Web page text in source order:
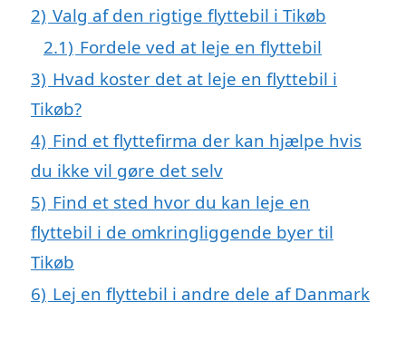
2) Valg af den rigtige flyttebil i Tikøb
2.1) Fordele ved at leje en flyttebil
3) Hvad koster det at leje en flyttebil i
Tikøb?
4) Find et flyttefirma der kan hjælpe hvis
du ikke vil gøre det selv
5) Find et sted hvor du kan leje en
flyttebil i de omkringliggende byer til
Tikøb
6) Lej en flyttebil i andre dele af Danmark